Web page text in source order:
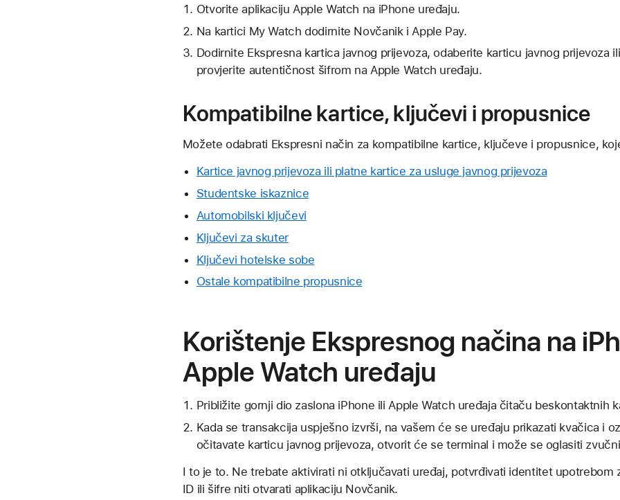
Otvorite aplikaciju Apple Watch na iPhone uređaju.
Na kartici My Watch dodirnite Novčanik i Apple Pay.
Dodirnite Ekspresna kartica javnog prijevoza, odaberite karticu javnog prijevoza
provjerite autentičnost šifrom na Apple Watch uređaju.
Kompatibilne kartice, ključevi i propusnice
Možete odabrati Ekspresni način za kompatibilne kartice, ključeve i propusnice,
Kartice javnog prijevoza ili platne kartice za usluge javnog prijevoza
Studentske iskaznice
Automobilski ključevi
Ključevi za skuter
Ključevi hotelske sobe
Ostale kompatibilne propusnice
Korištenje Ekspresnog načina na
Apple Watch uređaju
Približite gornji dio zaslona iPhone ili Apple Watch uređaja čitaču beskontaktnih
Kada se transakcija uspješno izvrši, na vašem će se uređaju prikazati kvačica i
očitavate karticu javnog prijevoza, otvorit će se terminal i može se oglasiti
I to je to. Ne trebate aktivirati ni otključavati uređaj, potvrđivati identitet upotrebom
ID ili šifre niti otvarati aplikaciju Novčanik.